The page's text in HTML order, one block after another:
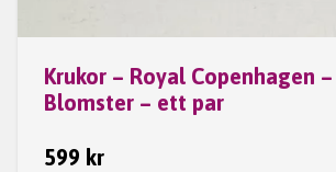
Krukor – Royal Copenhagen
Blomster – ett par
599 kr